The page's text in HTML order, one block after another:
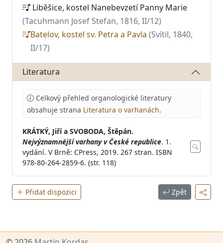
Liběšice, kostel Nanebevzetí Panny Marie
(Tacuhmann Josef Stefan, 1816, II/12)
Batelov, kostel sv. Petra a Pavla (Svítil, 1840,
II/17)
Literatura
Celkový přehled organologické literatury
obsahuje strana Literatura o varhanách.
KRÁTKÝ, Jiří a SVOBODA, Štěpán.
Nejvýznamnější varhany v České republice. 1.
vydání. V Brně: CPress, 2019. 267 stran. ISBN
978-80-264-2859-6. (str. 118)
Přidat dispozici Zpět